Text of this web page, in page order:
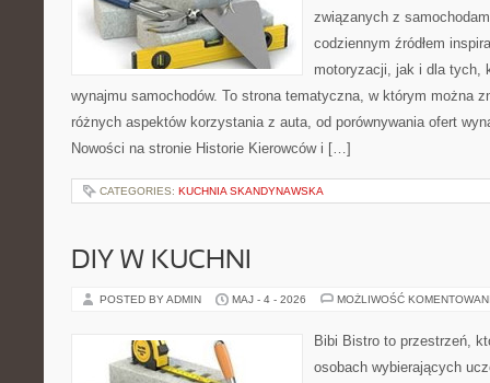
związanych z
codziennym źródłem
motoryzacji, jak i dla tych,
wynajmu samochodów. To strona tematyczna, w którym można
różnych aspektów korzystania z auta, od porównywania ofert
Nowości na stronie Historie Kierowców i […]
CATEGORIES: KUCHNIA SKANDYNAWSKA
DIY W KUCHNI
POSTED BY ADMIN MAJ - 4 - 2026 MOŻLIWOŚĆ
Bibi Bistro to przestrzeń,
osobach wybierających